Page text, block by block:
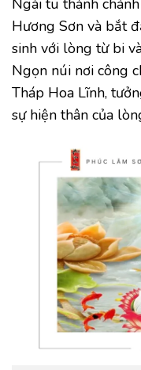
Ngài tu thành
Hương Sơn và bắt
sinh với lòng từ bi
Ngọn núi nơi công
Tháp Hoa Lĩnh,
sự hiện thân của